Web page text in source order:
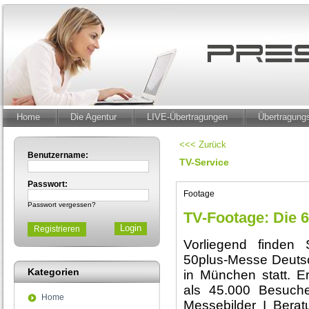
Home Die Agentur LIVE-Übertragungen
Benutzername:
Passwort:
Passwort vergessen?
Registrieren
Kategorien
Home
<<< Zurück
TV-Service
Footage
TV-Footage: Die
Vorliegend finden
50plus-Messe
in München statt.
als 45.000
Messebilder I